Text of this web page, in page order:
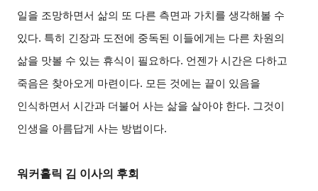
일을 조망하면서 삶의 또 다른 측면과 가치를 생각해볼 수
있다. 특히 긴장과 도전에 중독된 이들에게는 다른 차원의
삶을 맛볼 수 있는 휴식이 필요하다. 언젠가 시간은 다하고
죽음은 찾아오게 마련이다. 모든 것에는 끝이 있음을
인식하면서 시간과 더불어 사는 삶을 살아야 한다. 그것이
인생을 아름답게 사는 방법이다.
워커홀릭 김 이사의 후회